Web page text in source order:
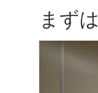
まず